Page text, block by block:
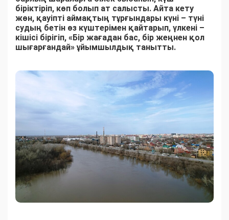
біріктіріп, көп болып ат салысты. Айта кету
жөн, қауіпті аймақтың тұрғындары күні – түні
судың бетін өз күштерімен қайтарып, үлкені –
кішісі бірігіп, «Бір жағадан бас, бір жеңнен қол
шығарғандай» ұйымшылдық танытты.